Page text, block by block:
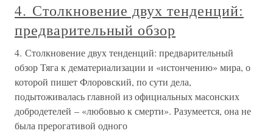
4. Столкновение двух тенденций:
предварительный обзор
4. Столкновение двух тенденций: предварительный
обзор Тяга к дематериализации и «истончению» мира, о
которой пишет Флоровский, по сути дела,
подытоживалась главной из официальных масонских
добродетелей – «любовью к смерти». Разумеется, она не
была прерогативой одного